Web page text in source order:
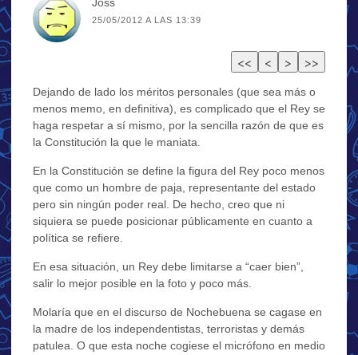
25/05/2012 A LAS 13:39
Dejando de lado los méritos personales (que sea más o
menos memo, en definitiva), es complicado que el Rey se
haga respetar a sí mismo, por la sencilla razón de que es
la Constitución la que le maniata.
En la Constitución se define la figura del Rey poco menos
que como un hombre de paja, representante del estado
pero sin ningún poder real. De hecho, creo que ni
siquiera se puede posicionar públicamente en cuanto a
política se refiere.
En esa situación, un Rey debe limitarse a “caer bien”,
salir lo mejor posible en la foto y poco más.
Molaría que en el discurso de Nochebuena se cagase en
la madre de los independentistas, terroristas y demás
patulea. O que esta noche cogiese el micrófono en medio